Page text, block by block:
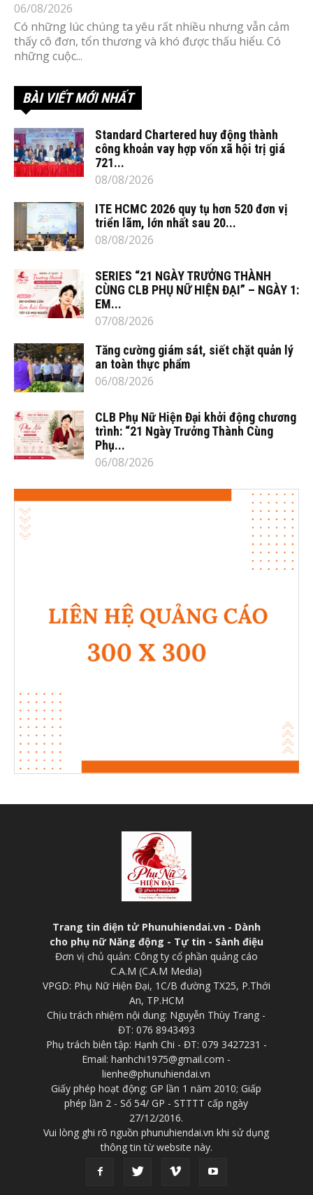
06/08/2026
Có những lúc chúng ta yêu rất nhiều nhưng vẫn cảm
thấy cô đơn, tổn thương và khó được thấu hiểu. Có
những cuộc...
BÀI VIẾT MỚI NHẤT
Standard Chartered huy động thành
công khoản vay hợp vốn xã hội trị giá
721...
08/08/2026
ITE HCMC 2026 quy tụ hơn 520 đơn vị
triển lãm, lớn nhất sau 20...
08/08/2026
SERIES “21 NGÀY TRƯỞNG THÀNH
CÙNG CLB PHỤ NỮ HIỆN ĐẠI” – NGÀY 1:
EM...
07/08/2026
Tăng cường giám sát, siết chặt quản lý
an toàn thực phẩm
06/08/2026
CLB Phụ Nữ Hiện Đại khởi động chương
trình: “21 Ngày Trưởng Thành Cùng
Phụ...
06/08/2026
Trang tin điện tử Phunuhiendai.vn - Dành
cho phụ nữ Năng động - Tự tin - Sành điệu
Đơn vị chủ quản: Công ty cổ phần quảng cáo
C.A.M (C.A.M Media)
VPGD: Phụ Nữ Hiện Đại, 1C/B đường TX25, P.Thới
An, TP.HCM
Chịu trách nhiệm nội dung: Nguyễn Thùy Trang -
ĐT: 076 8943493
Phụ trách biên tập: Hạnh Chi - ĐT: 079 3427231 -
Email: hanhchi1975@gmail.com -
lienhe@phunuhiendai.vn
Giấy phép hoạt động: GP lần 1 năm 2010; Giấp
phép lần 2 - Số 54/ GP - STTTT cấp ngày
27/12/2016.
Vui lòng ghi rõ nguồn phunuhiendai.vn khi sử dụng
thông tin từ website này.